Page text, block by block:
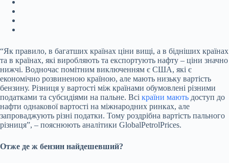
“Як правило, в багатших країнах ціни вищі, а в бідніших країнах
та в країнах, які виробляють та експортують нафту – ціни значно
нижчі. Водночас помітним виключенням є США, які є
економічно розвиненою країною, але мають низьку вартість
бензину. Різниця у вартості між країнами обумовлені різними
податками та субсидіями на пальне. Всі країни мають доступ до
нафти однакової вартості на міжнародних ринках, але
запроваджують різні податки. Тому роздрібна вартість пального
різниця”, – пояснюють аналітики GlobalPetrolPrices.
Отже де ж бензин найдешевший?